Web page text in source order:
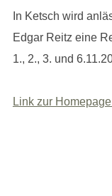
In Ketsch wird
Edgar Reitz eine
1., 2., 3. und
Link zur